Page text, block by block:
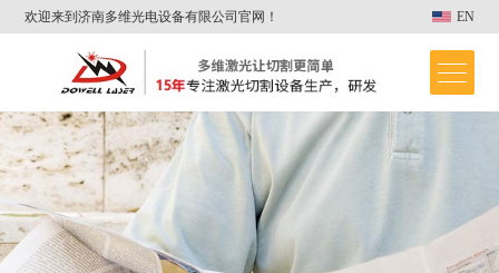
欢迎来到济南多维光电设备有限公司官网！ EN